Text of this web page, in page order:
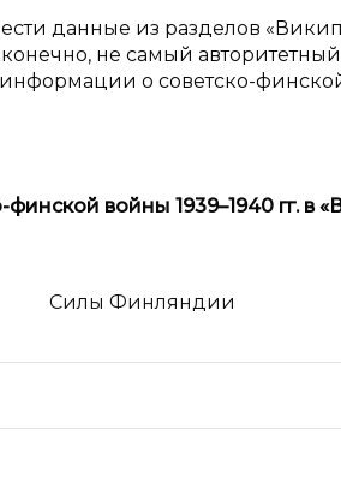
данные из разделов
не самый
о советско-
финской войны 1939–1940 гг. в
Силы Финляндии